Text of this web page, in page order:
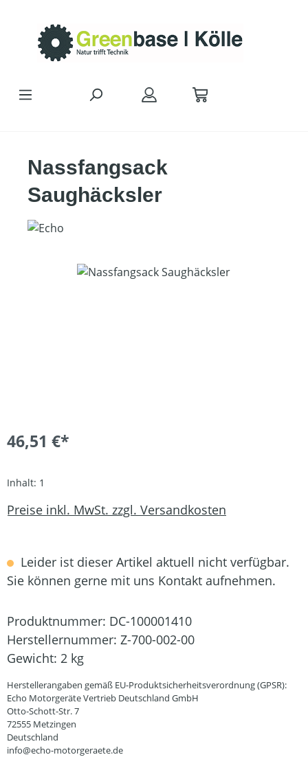
Nassfangsack
Saughäcksler
Bildergalerie überspringen
46,51 €*
Inhalt: 1
Preise inkl. MwSt. zzgl. Versandkosten
Leider ist dieser Artikel aktuell nicht verfügbar.
Sie können gerne mit uns Kontakt aufnehmen.
Produktnummer: DC-100001410
Herstellernummer: Z-700-002-00
Gewicht: 2 kg
Herstellerangaben gemäß EU-Produktsicherheitsverordnung (GPSR):
Echo Motorgeräte Vertrieb Deutschland GmbH
Otto-Schott-Str. 7
72555 Metzingen
Deutschland
info@echo-motorgeraete.de